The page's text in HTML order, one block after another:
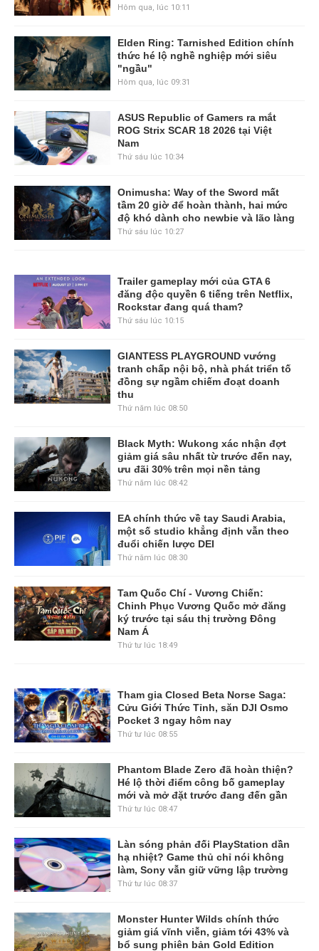
Hôm qua, lúc 10:11
Elden Ring: Tarnished Edition chính
thức hé lộ nghề nghiệp mới siêu
"ngầu"
Hôm qua, lúc 09:31
ASUS Republic of Gamers ra mắt
ROG Strix SCAR 18 2026 tại Việt
Nam
Thứ sáu lúc 10:34
Onimusha: Way of the Sword mất
tầm 20 giờ để hoàn thành, hai mức
độ khó dành cho newbie và lão làng
Thứ sáu lúc 10:27
Trailer gameplay mới của GTA 6
đăng độc quyền 6 tiếng trên Netflix,
Rockstar đang quá tham?
Thứ sáu lúc 10:15
GIANTESS PLAYGROUND vướng
tranh chấp nội bộ, nhà phát triển tố
đồng sự ngầm chiếm đoạt doanh
thu
Thứ năm lúc 08:50
Black Myth: Wukong xác nhận đợt
giảm giá sâu nhất từ trước đến nay,
ưu đãi 30% trên mọi nền tảng
Thứ năm lúc 08:42
EA chính thức về tay Saudi Arabia,
một số studio khẳng định vẫn theo
đuổi chiến lược DEI
Thứ năm lúc 08:30
Tam Quốc Chí - Vương Chiến:
Chinh Phục Vương Quốc mở đăng
ký trước tại sáu thị trường Đông
Nam Á
Thứ tư lúc 18:49
Tham gia Closed Beta Norse Saga:
Cửu Giới Thức Tỉnh, săn DJI Osmo
Pocket 3 ngay hôm nay
Thứ tư lúc 08:55
Phantom Blade Zero đã hoàn thiện?
Hé lộ thời điểm công bố gameplay
mới và mở đặt trước đang đến gần
Thứ tư lúc 08:47
Làn sóng phản đối PlayStation dần
hạ nhiệt? Game thủ chỉ nói không
làm, Sony vẫn giữ vững lập trường
Thứ tư lúc 08:37
Monster Hunter Wilds chính thức
giảm giá vĩnh viễn, giảm tới 43% và
bổ sung phiên bản Gold Edition